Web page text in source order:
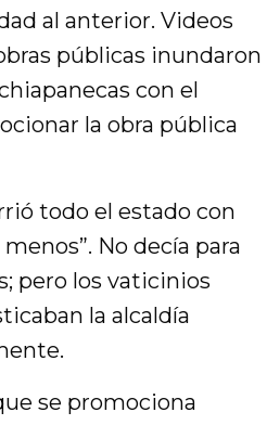
al anterior. Videos
públicas inundaron
con el
la obra pública
todo el estado con
No decía para
pero los vaticinios
la alcaldía
se promociona